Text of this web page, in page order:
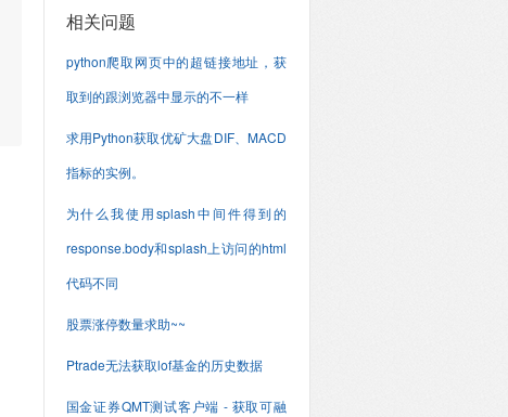
相关问题
python爬取网页中的超链接地址，获
取到的跟浏览器中显示的不一样
求用Python获取优矿大盘DIF、MACD
指标的实例。
为什么我使用splash中间件得到的
response.body和splash上访问的html
代码不同
股票涨停数量求助~~
Ptrade无法获取lof基金的历史数据
国金证券QMT测试客户端 - 获取可融